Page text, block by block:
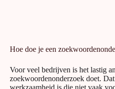
Hoe doe je een
Voor veel bedrijven is het lastig
zoekwoordenonderzoek doet.
werkzaamheid is die niet vaak